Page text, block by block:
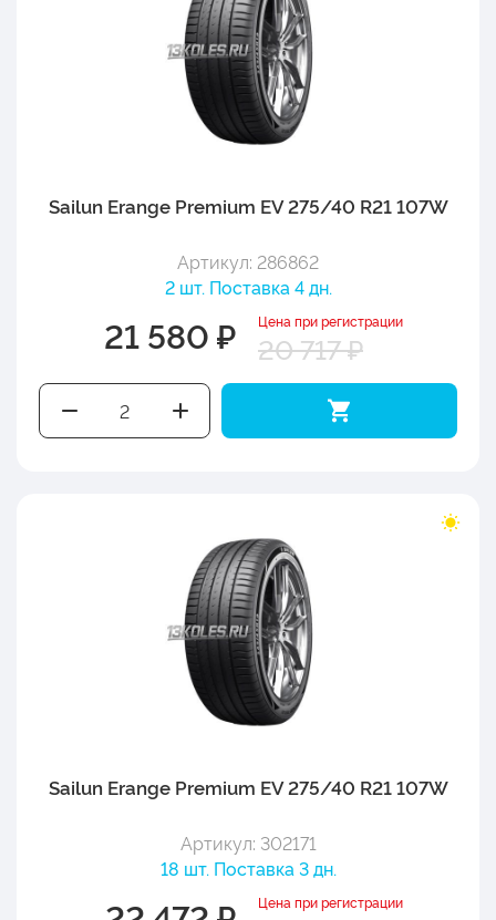
Sailun Erange Premium EV 275/40 R21 107W
Артикул: 286862
2 шт. Поставка 4 дн.
21 580 ₽ Цена при регистрации
20 717 ₽
Sailun Erange Premium EV 275/40 R21 107W
Артикул: 302171
18 шт. Поставка 3 дн.
Цена при регистрации